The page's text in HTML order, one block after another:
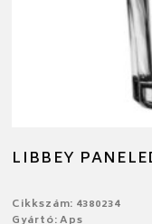
LIBBEY
Cikkszám: 4380234